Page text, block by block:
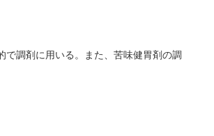
で調剤に用いる。また、苦味健胃剤の調